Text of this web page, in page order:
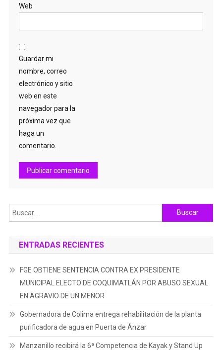
Web
Guardar mi
nombre, correo
electrónico y sitio
web en este
navegador para la
próxima vez que
haga un
comentario.
Buscar:
ENTRADAS RECIENTES
FGE OBTIENE SENTENCIA CONTRA EX PRESIDENTE
MUNICIPAL ELECTO DE COQUIMATLÁN POR ABUSO SEXUAL
EN AGRAVIO DE UN MENOR
Gobernadora de Colima entrega rehabilitación de la planta
purificadora de agua en Puerta de Ánzar
Manzanillo recibirá la 6ª Competencia de Kayak y Stand Up